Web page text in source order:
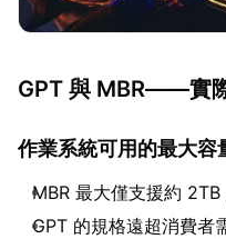
GPT 與 MBR——實
作業系統可用的最大容
MBR 最大僅支援約 2TB
GPT 的規格遠超消費者